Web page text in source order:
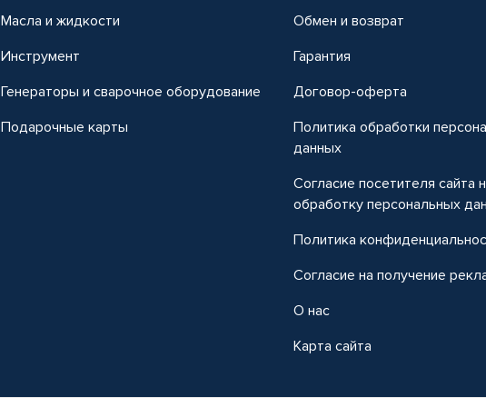
Масла и жидкости
Инструмент
Генераторы и сварочное оборудование
Подарочные карты
Обмен и возврат
Гарантия
Договор-оферта
Политика обработки
данных
Согласие посетителя сайта
обработку персональных
Политика
Согласие на получение
О нас
Карта сайта